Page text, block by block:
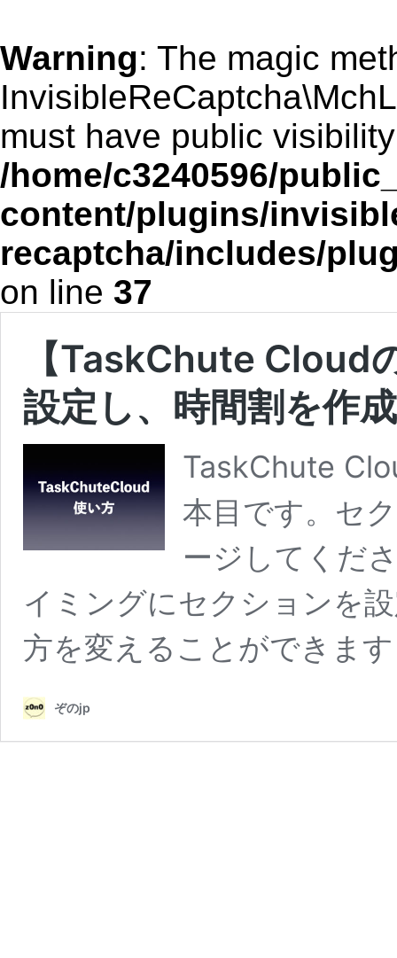
Warning: The magic
must have public
/home/c3240596/
content/plugins/
recaptcha/includes/
on line 37
【TaskChute
設定し、時間割を作
TaskChute
本目です。セ
ージしてくだ
イミングにセクションを
方を変えることができま
ぞのjp